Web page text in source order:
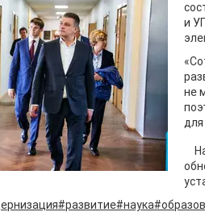
и
не
#развитие#наука